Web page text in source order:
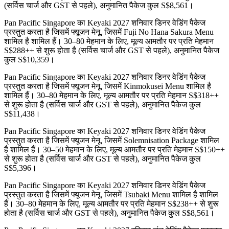
(सर्विस चार्ज और GST से पहले), अनुमानित पैकेज कुल S$8,561।
Pan Pacific Singapore का Keyaki 2027 शनिवार डिनर वेडिंग पैकेज
प्रस्तुत करता है जिसमें फ्यूजन मेनू, जिसमें Fuji No Hana Sakura Menu
शामिल है शामिल हैं। 30–80 मेहमान के लिए, मूल्य आमतौर पर प्रति मेहमान
S$288++ से शुरू होता है (सर्विस चार्ज और GST से पहले), अनुमानित पैकेज
कुल S$10,359।
Pan Pacific Singapore का Keyaki 2027 शनिवार डिनर वेडिंग पैकेज
प्रस्तुत करता है जिसमें फ्यूजन मेनू, जिसमें Kinmokusei Menu शामिल है
शामिल हैं। 30–80 मेहमान के लिए, मूल्य आमतौर पर प्रति मेहमान S$318++
से शुरू होता है (सर्विस चार्ज और GST से पहले), अनुमानित पैकेज कुल
S$11,438।
Pan Pacific Singapore का Keyaki 2027 शनिवार डिनर वेडिंग पैकेज
प्रस्तुत करता है जिसमें फ्यूजन मेनू, जिसमें Solemnisation Package शामिल
है शामिल हैं। 30–50 मेहमान के लिए, मूल्य आमतौर पर प्रति मेहमान S$150++
से शुरू होता है (सर्विस चार्ज और GST से पहले), अनुमानित पैकेज कुल
S$5,396।
Pan Pacific Singapore का Keyaki 2027 शनिवार डिनर वेडिंग पैकेज
प्रस्तुत करता है जिसमें फ्यूजन मेनू, जिसमें Tsubaki Menu शामिल है शामिल
हैं। 30–80 मेहमान के लिए, मूल्य आमतौर पर प्रति मेहमान S$238++ से शुरू
होता है (सर्विस चार्ज और GST से पहले), अनुमानित पैकेज कुल S$8,561।